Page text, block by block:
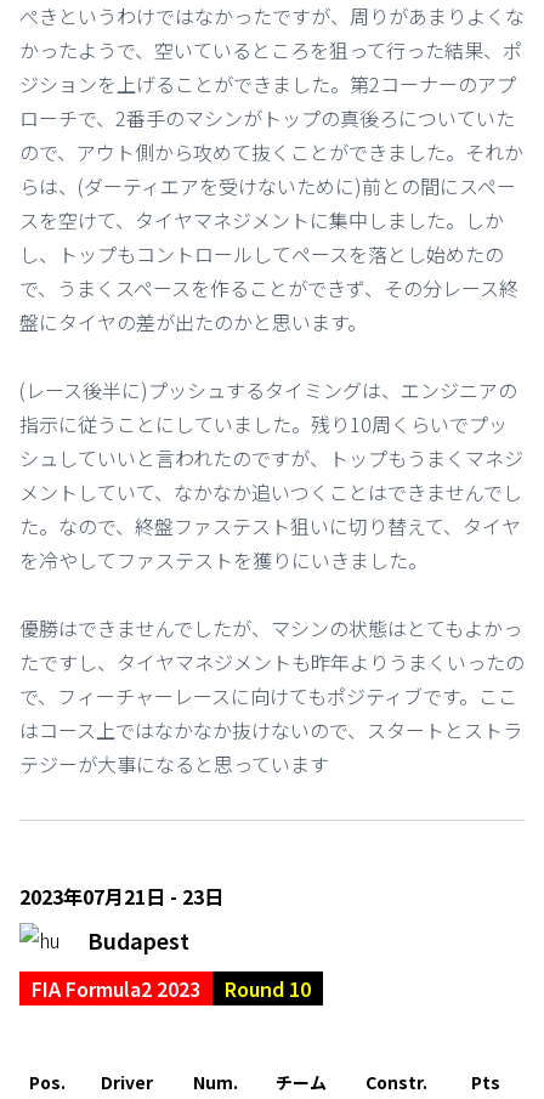
ぺきというわけではなかったですが、周りがあまりよくな
かったようで、空いているところを狙って行った結果、ポ
ジションを上げることができました。第2コーナーのアプ
ローチで、2番手のマシンがトップの真後ろについていた
ので、アウト側から攻めて抜くことができました。それか
らは、(ダーティエアを受けないために)前との間にスペー
スを空けて、タイヤマネジメントに集中しました。しか
し、トップもコントロールしてペースを落とし始めたの
で、うまくスペースを作ることができず、その分レース終
盤にタイヤの差が出たのかと思います。
(レース後半に)プッシュするタイミングは、エンジニアの
指示に従うことにしていました。残り10周くらいでプッ
シュしていいと言われたのですが、トップもうまくマネジ
メントしていて、なかなか追いつくことはできませんでし
た。なので、終盤ファステスト狙いに切り替えて、タイヤ
を冷やしてファステストを獲りにいきました。
優勝はできませんでしたが、マシンの状態はとてもよかっ
たですし、タイヤマネジメントも昨年よりうまくいったの
で、フィーチャーレースに向けてもポジティブです。ここ
はコース上ではなかなか抜けないので、スタートとストラ
テジーが大事になると思っています
2023年07月21日 - 23日
Budapest
FIA Formula2 2023 Round 10
Pos. Driver Num. チーム Constr. Pts